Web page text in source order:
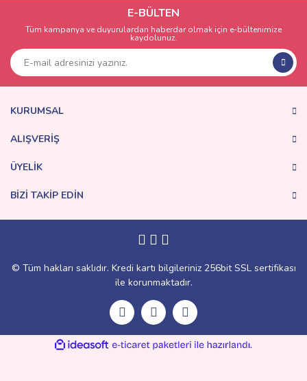
E-BÜLTEN
Tüm kampanya ve duyurulardan haberdar olmak için e-bültenimize
kaydolunuz.
KURUMSAL
ALIŞVERİŞ
ÜYELİK
BİZİ TAKİP EDİN
© Tüm hakları saklıdır. Kredi kartı bilgileriniz 256bit SSL sertifikası
ile korunmaktadır.
ideasoft
e-